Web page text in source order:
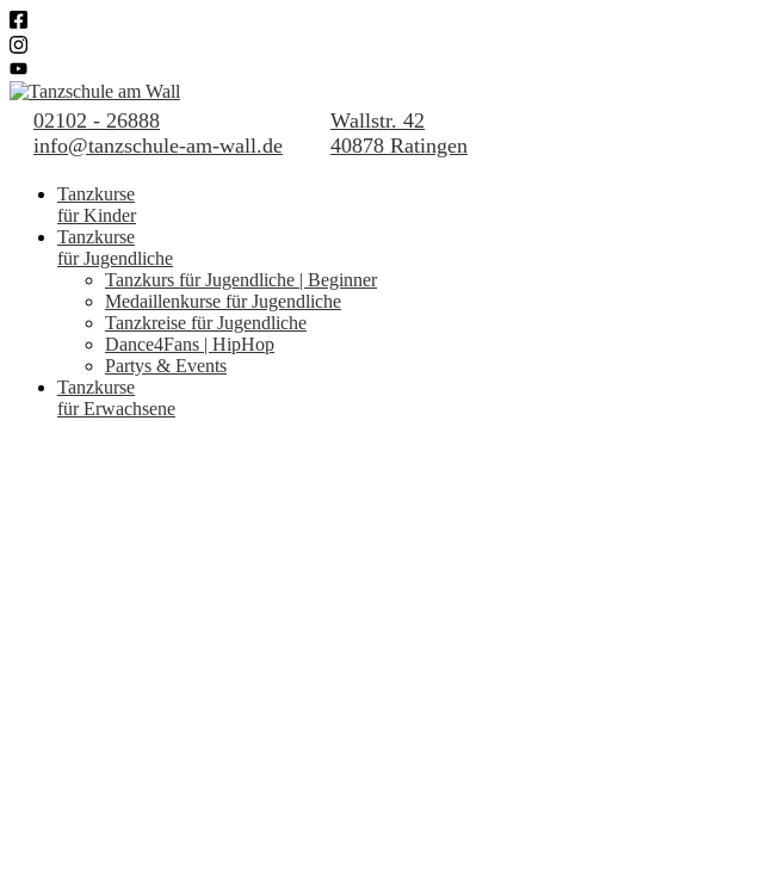
02102 - 26888
info@tanzschule-am-wall.de
Wallstr. 42
40878 Ratingen
Tanzkurse
für Kinder
Tanzkurse
für Jugendliche
Tanzkurs für Jugendliche | Beginner
Medaillenkurse für Jugendliche
Tanzkreise für Jugendliche
Dance4Fans | HipHop
Partys & Events
Tanzkurse
für Erwachsene